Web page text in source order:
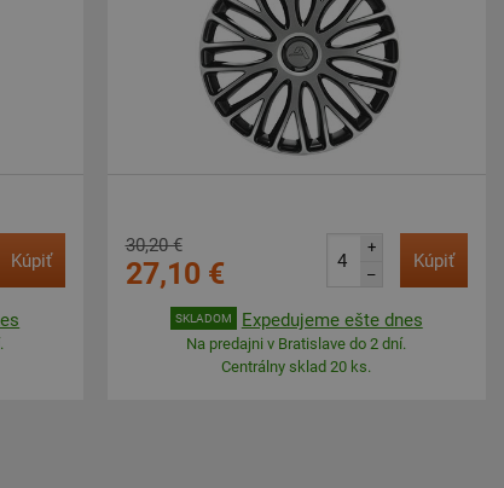
Kúpiť
30,20 €
27,10 €
+
–
Kúpiť
SKLADOM Expedujeme ešte dnes
Na predajni v Bratislave do 2 dní.
Centrálny sklad 20 ks.